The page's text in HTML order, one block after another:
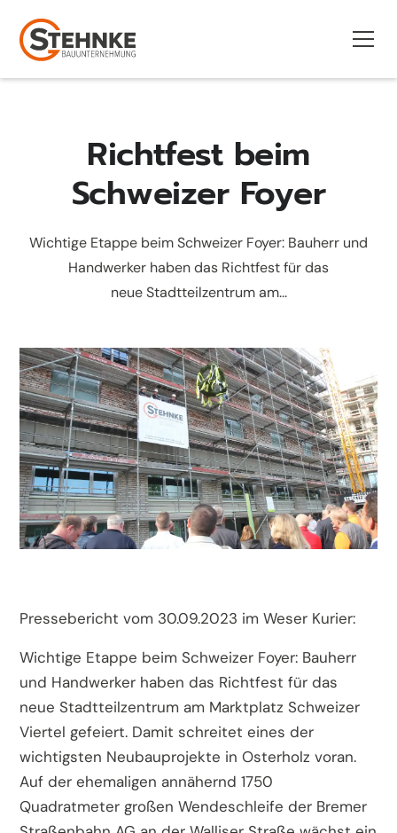
Richtfest beim
Schweizer Foyer
Wichtige Etappe beim Schweizer Foyer: Bauherr und
Handwerker haben das Richtfest für das
neue Stadtteilzentrum am...
Pressebericht vom 30.09.2023 im Weser Kurier:
Wichtige Etappe beim Schweizer Foyer: Bauherr
und Handwerker haben das Richtfest für das
neue Stadtteilzentrum am Marktplatz Schweizer
Viertel gefeiert. Damit schreitet eines der
wichtigsten Neubauprojekte in Osterholz voran.
Auf der ehemaligen annähernd 1750
Quadratmeter großen Wendeschleife der Bremer